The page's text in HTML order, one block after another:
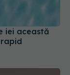
iei această